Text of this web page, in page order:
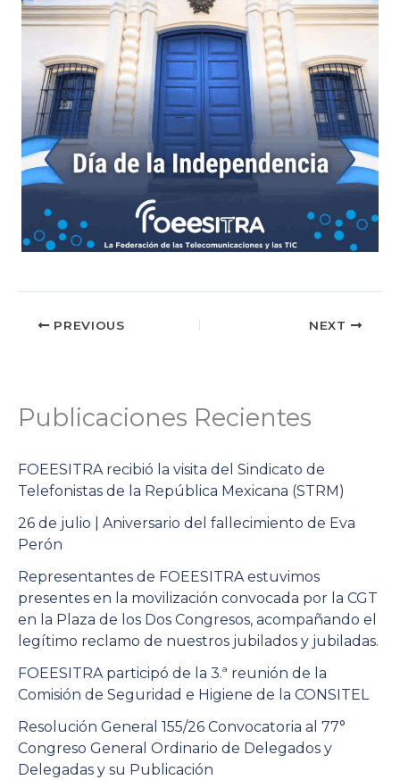
PREVIOUS NEXT
Publicaciones Recientes
FOEESITRA recibió la visita del Sindicato de
Telefonistas de la República Mexicana (STRM)
26 de julio | Aniversario del fallecimiento de Eva
Perón
Representantes de FOEESITRA estuvimos
presentes en la movilización convocada por la CGT
en la Plaza de los Dos Congresos, acompañando el
legítimo reclamo de nuestros jubilados y jubiladas.
FOEESITRA participó de la 3.ª reunión de la
Comisión de Seguridad e Higiene de la CONSITEL
Resolución General 155/26 Convocatoria al 77°
Congreso General Ordinario de Delegados y
Delegadas y su Publicación